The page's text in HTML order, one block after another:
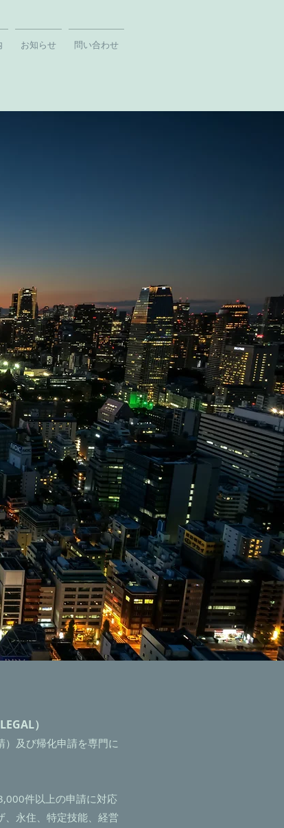
お知らせ 問い合わせ
）
）及び帰化申請を専門に
件以上の申請に対応
、永住、特定技能、経営